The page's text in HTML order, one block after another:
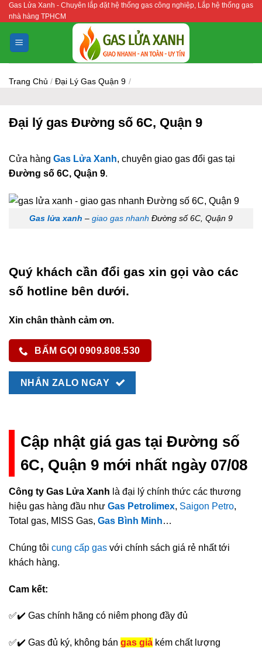
Bỏ
qua
nội
dung
Gas Lửa Xanh - Chuyên lắp đặt hệ thống gas công nghiệp, Lắp hệ thống gas
nhà hàng TPHCM
Trang Chủ / Đại Lý Gas Quận 9 /
Đại lý gas Đường số 6C, Quận 9
Cửa hàng Gas Lửa Xanh, chuyên giao gas đổi gas tại
Đường số 6C, Quận 9.
Gas lửa xanh – giao gas nhanh Đường số 6C, Quận 9
Quý khách cần đổi gas xin gọi vào các
số hotline bên dưới.
Xin chân thành cảm ơn.
BẤM GỌI 0909.808.530
NHẮN ZALO NGAY
Cập nhật giá gas tại Đường số
6C, Quận 9 mới nhất ngày 07/08
Công ty Gas Lửa Xanh là đại lý chính thức các thương
hiệu gas hàng đầu như Gas Petrolimex, Saigon Petro,
Total gas, MISS Gas, Gas Bình Minh…
Chúng tôi cung cấp gas với chính sách giá rẻ nhất tới
khách hàng.
Cam kết:
✅✔️ Gas chính hãng có niêm phong đầy đủ
✅✔️ Gas đủ ký, không bán gas giả kém chất lượng